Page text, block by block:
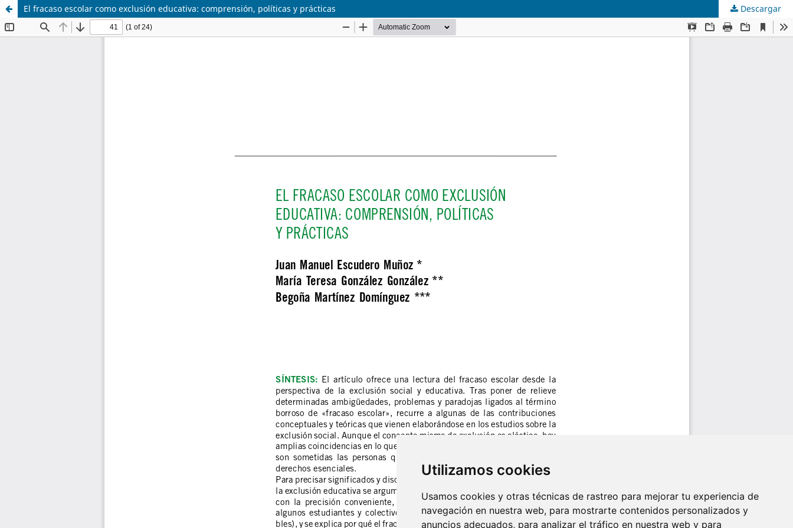
Utilizamos cookies
Usamos cookies y otras técnicas de rastreo para mejorar tu experiencia de
navegación en nuestra web, para mostrarte contenidos personalizados y
anuncios adecuados, para analizar el tráfico en nuestra web y para
El fracaso escolar como exclusión educativa: comprensión, políticas y prácticas Descargar